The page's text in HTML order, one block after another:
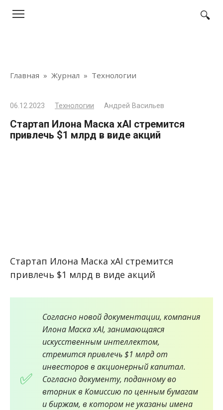
Главная » Журнал » Технологии
06.12.2023 Технологии Андрей Васильев
Стартап Илона Маска xAI стремится
привлечь $1 млрд в виде акций
Стартап Илона Маска xAI стремится
привлечь $1 млрд в виде акций
Согласно новой документации, компания
Илона Маска xAI, занимающаяся
искусственным интеллектом,
стремится привлечь $1 млрд от
инвесторов в акционерный капитал.
Согласно документу, поданному во
вторник в Комиссию по ценным бумагам
и биржам, в котором не указаны имена